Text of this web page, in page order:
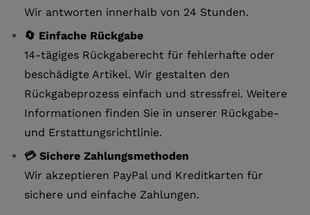
Wir antworten innerhalb von 24 Stunden.
🔄 Einfache Rückgabe
14-tägiges Rückgaberecht für fehlerhafte oder
beschädigte Artikel. Wir gestalten den
Rückgabeprozess einfach und stressfrei. Weitere
Informationen finden Sie in unserer Rückgabe-
und Erstattungsrichtlinie.
💳 Sichere Zahlungsmethoden
Wir akzeptieren PayPal und Kreditkarten für
sichere und einfache Zahlungen.